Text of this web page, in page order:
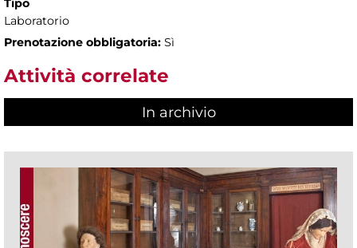
Tipo
Laboratorio
Prenotazione obbligatoria: Sì
Attività correlate
In archivio